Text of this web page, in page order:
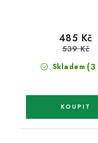
Skladem (3
485 Kč
539 Kč